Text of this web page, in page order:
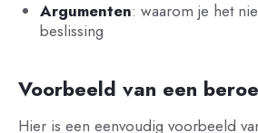
Argumenten: waarom je het
beslissing
Voorbeeld van een
Hier is een eenvoudig voorbeeld